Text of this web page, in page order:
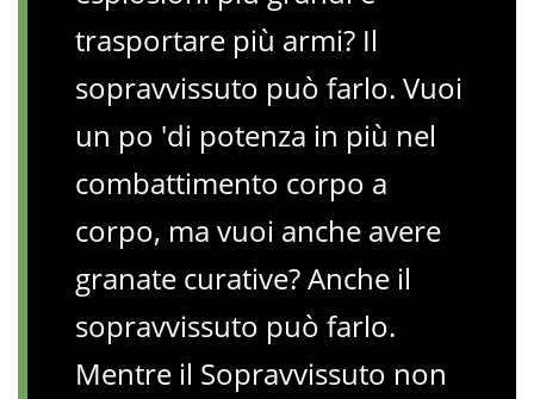
trasportare più armi? Il
sopravvissuto può farlo. Vuoi
un po 'di potenza in più nel
combattimento corpo a
corpo, ma vuoi anche avere
granate curative? Anche il
sopravvissuto può farlo.
Mentre il Sopravvissuto non